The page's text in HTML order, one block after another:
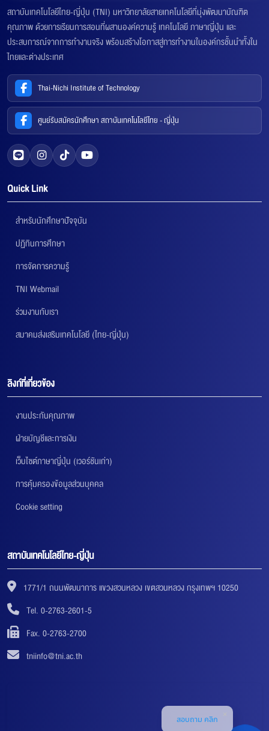
สถาบันเทคโนโลยีไทย-ญี่ปุ่น (TNI) มหาวิทยาลัยสายเทคโนโลยีที่มุ่งพัฒนาบัณฑิต
คุณภาพ ด้วยการเรียนการสอนที่ผสานองค์ความรู้ เทคโนโลยี ภาษาญี่ปุ่น และ
ประสบการณ์จากการทำงานจริง พร้อมสร้างโอกาสสู่การทำงานในองค์กรชั้นนำทั้งใน
ไทยและต่างประเทศ
Thai-Nichi Institute of Technology
ศูนย์รับสมัครนักศึกษา สถาบันเทคโนโลยีไทย - ญี่ปุ่น
Quick Link
สำหรับนักศึกษาปัจจุบัน
ปฏิทินการศึกษา
การจัดการความรู้
TNI Webmail
ร่วมงานกับเรา
สมาคมส่งเสริมเทคโนโลยี (ไทย-ญี่ปุ่น)
ลิงก์ที่เกี่ยวข้อง
งานประกันคุณภาพ
ฝ่ายบัญชีและการเงิน
เว็บไซต์ภาษาญี่ปุ่น (เวอร์ชันเก่า)
การคุ้มครองข้อมูลส่วนบุคคล
Cookie setting
สถาบันเทคโนโลยีไทย-ญี่ปุ่น
1771/1 ถนนพัฒนาการ แขวงสวนหลวง เขตสวนหลวง กรุงเทพฯ 10250
Tel. 0-2763-2601-5
Fax. 0-2763-2700
tniinfo@tni.ac.th
สอบถาม คลิก